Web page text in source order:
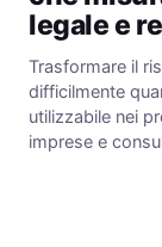
legale e
Trasformare il
difficilmente
utilizzabile nei
imprese e